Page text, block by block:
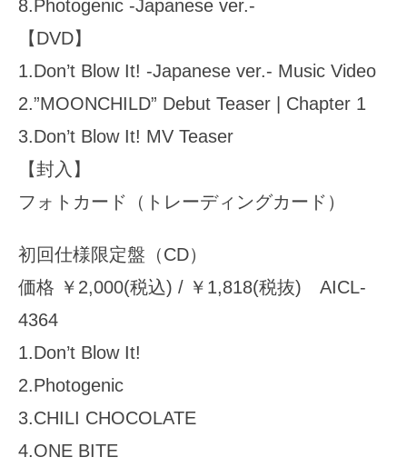
8.Photogenic -Japanese ver.-
【DVD】
1.Don’t Blow It! -Japanese ver.- Music Video
2.”MOONCHILD” Debut Teaser | Chapter 1
3.Don’t Blow It! MV Teaser
【封入】
フォトカード（トレーディングカード）
初回仕様限定盤（CD）
価格 ￥2,000(税込) / ￥1,818(税抜) AICL-
4364
1.Don’t Blow It!
2.Photogenic
3.CHILI CHOCOLATE
4.ONE BITE